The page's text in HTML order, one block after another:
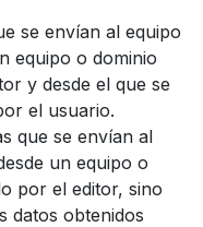
se envían al equipo
equipo o dominio
y desde el que se
el usuario.
que se envían al
un equipo o
por el editor, sino
datos obtenidos